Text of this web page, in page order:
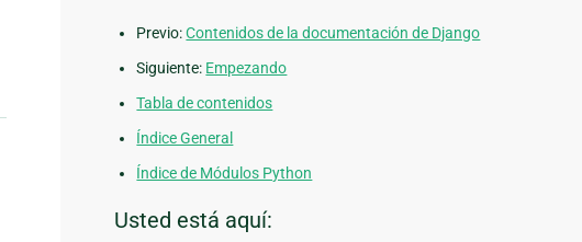
Previo:Contenidos de la documentación de Django
Siguiente: Empezando
Tabla de contenidos
Índice General
Índice de Módulos Python
Usted está aquí: